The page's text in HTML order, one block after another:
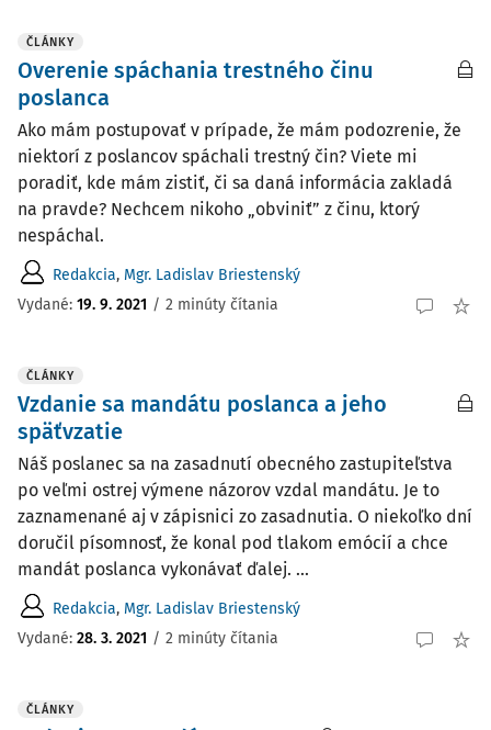
ČLÁNKY
Overenie spáchania trestného činu
poslanca
Ako mám postupovať v prípade, že mám podozrenie, že
niektorí z poslancov spáchali trestný čin? Viete mi
poradiť, kde mám zistiť, či sa daná informácia zakladá
na pravde? Nechcem nikoho „obviniť” z činu, ktorý
nespáchal.
Redakcia, Mgr. Ladislav Briestenský
Vydané: 19. 9. 2021 / 2 minúty čítania
ČLÁNKY
Vzdanie sa mandátu poslanca a jeho
späťvzatie
Náš poslanec sa na zasadnutí obecného zastupiteľstva
po veľmi ostrej výmene názorov vzdal mandátu. Je to
zaznamenané aj v zápisnici zo zasadnutia. O niekoľko dní
doručil písomnosť, že konal pod tlakom emócií a chce
mandát poslanca vykonávať ďalej. ...
Redakcia, Mgr. Ladislav Briestenský
Vydané: 28. 3. 2021 / 2 minúty čítania
ČLÁNKY